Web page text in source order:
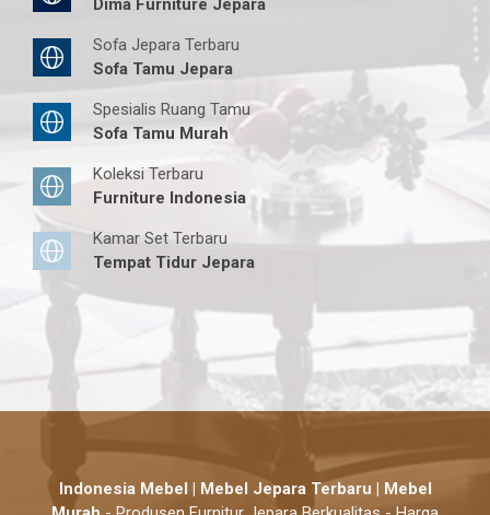
Sofa Jepara Terbaru
Sofa Tamu Jepara
Spesialis Ruang Tamu
Sofa Tamu Murah
Koleksi Terbaru
Furniture Indonesia
Kamar Set Terbaru
Tempat Tidur Jepara
Indonesia Mebel | Mebel Jepara Terbaru | Mebel